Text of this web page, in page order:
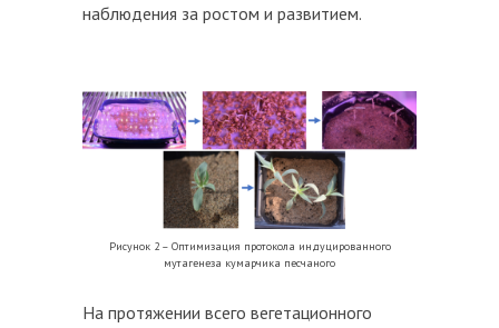
наблюдения за ростом и развитием.
Рисунок 2 – Оптимизация протокола индуцированного
мутагенеза кумарчика песчаного
На протяжении всего вегетационного